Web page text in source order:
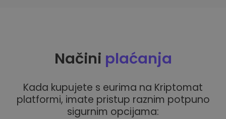
Načini plaćanja
Kada kupujete s eurima na Kriptomat
platformi, imate pristup raznim potpuno
sigurnim opcijama: